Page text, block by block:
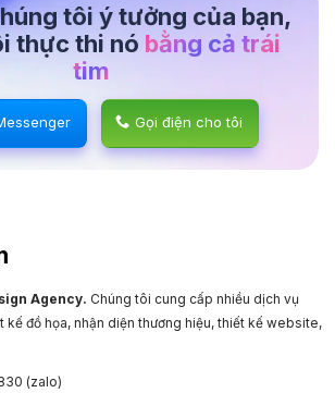
tôi ý tưởng của bạn,
thực thi nó bằng cả trái
tim
Gọi điện cho tôi
Agency. Chúng tôi cung cấp nhiều dịch vụ
kế đồ họa, nhận diện thương hiệu, thiết kế website,
(zalo)